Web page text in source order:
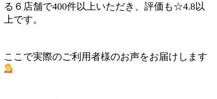
る６店舗で400件以上いただき、評価も☆4.8以
上です。
ここで実際のご利用者様のお声をお届けします